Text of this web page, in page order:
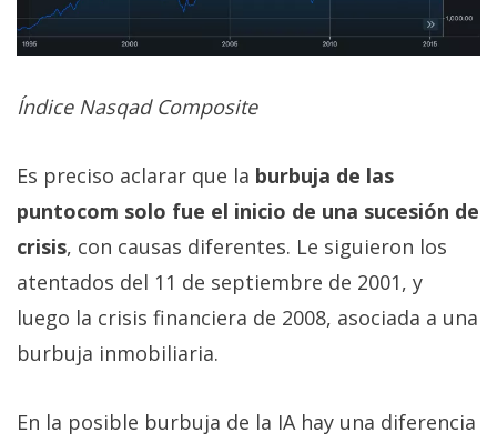
Índice Nasqad Composite
Es preciso aclarar que la burbuja de las
puntocom solo fue el inicio de una sucesión de
crisis, con causas diferentes. Le siguieron los
atentados del 11 de septiembre de 2001, y
luego la crisis financiera de 2008, asociada a una
burbuja inmobiliaria.
En la posible burbuja de la IA hay una diferencia